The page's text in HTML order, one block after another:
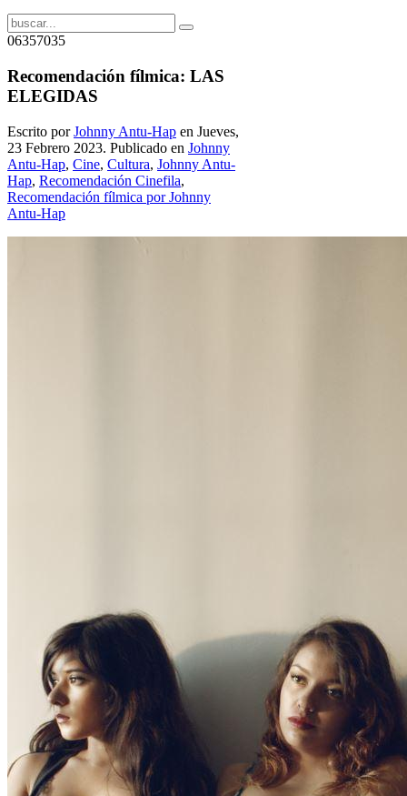
06357035
Recomendación fílmica: LAS
ELEGIDAS
Escrito porJohnny Antu-Hap en Jueves,
23 Febrero 2023. Publicado en Johnny
Antu-Hap, Cine, Cultura, Johnny Antu-
Hap, Recomendación Cinefila,
Recomendación fílmica por Johnny
Antu-Hap